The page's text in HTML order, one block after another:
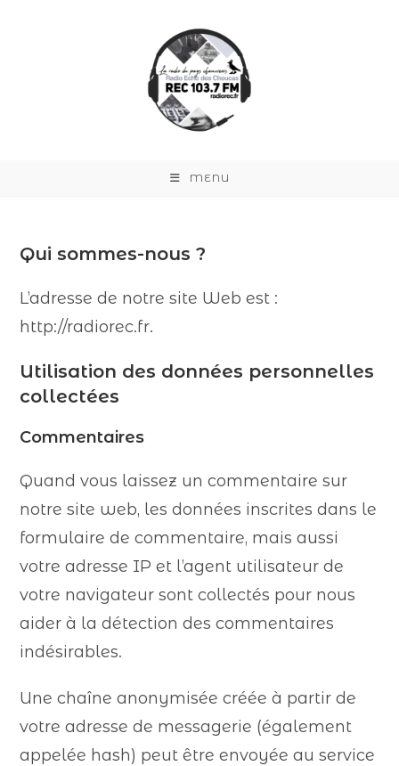
MENU
Qui sommes-nous ?
L’adresse de notre site Web est :
http://radiorec.fr.
Utilisation des données personnelles
collectées
Commentaires
Quand vous laissez un commentaire sur
notre site web, les données inscrites dans le
formulaire de commentaire, mais aussi
votre adresse IP et l’agent utilisateur de
votre navigateur sont collectés pour nous
aider à la détection des commentaires
indésirables.
Une chaîne anonymisée créée à partir de
votre adresse de messagerie (également
appelée hash) peut être envoyée au service